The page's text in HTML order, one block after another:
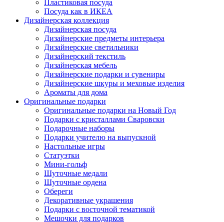
Пластиковая посуда
Посуда как в ИКЕА
Дизайнерская коллекция
Дизайнерская посуда
Дизайнерские предметы интерьера
Дизайнерские светильники
Дизайнерский текстиль
Дизайнерская мебель
Дизайнерские подарки и сувениры
Дизайнерские шкуры и меховые изделия
Ароматы для дома
Оригинальные подарки
Оригинальные подарки на Новый Год
Подарки с кристаллами Сваровски
Подарочные наборы
Подарки учителю на выпускной
Настольные игры
Статуэтки
Мини-гольф
Шуточные медали
Шуточные ордена
Обереги
Декоративные украшения
Подарки с восточной тематикой
Мешочки для подарков